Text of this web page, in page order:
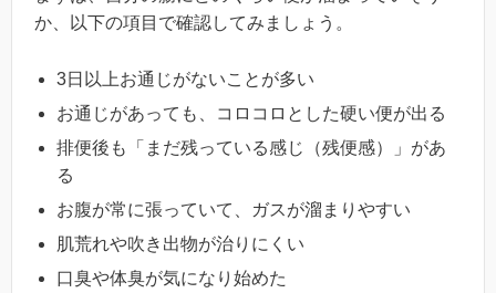
か、以下の項目で確認してみましょう。
3日以上お通じがないことが多い
お通じがあっても、コロコロとした硬い便が出る
排便後も「まだ残っている感じ（残便感）」があ
る
お腹が常に張っていて、ガスが溜まりやすい
肌荒れや吹き出物が治りにくい
口臭や体臭が気になり始めた